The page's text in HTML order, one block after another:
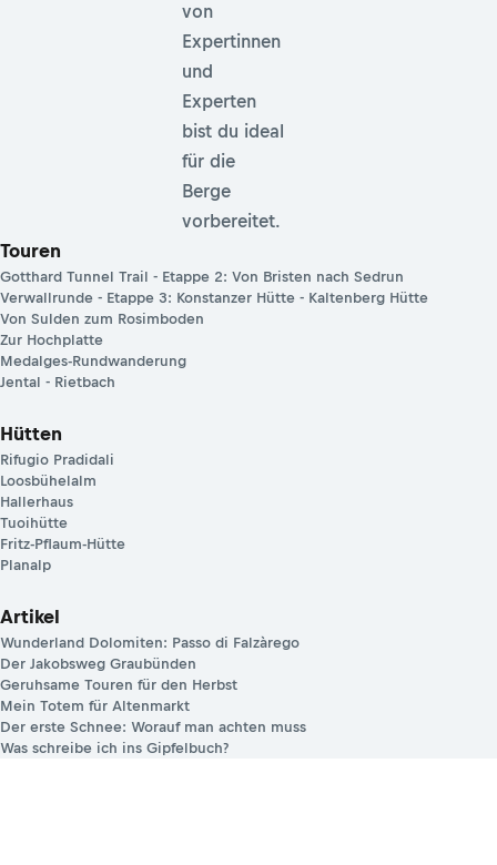
von
Expertinnen
und
Experten
bist du ideal
für die
Berge
vorbereitet.
Touren
Gotthard Tunnel Trail - Etappe 2: Von Bristen nach Sedrun
Verwallrunde - Etappe 3: Konstanzer Hütte - Kaltenberg Hütte
Von Sulden zum Rosimboden
Zur Hochplatte
Medalges-Rundwanderung
Jental - Rietbach
Hütten
Rifugio Pradidali
Loosbühelalm
Hallerhaus
Tuoihütte
Fritz-Pflaum-Hütte
Planalp
Artikel
Wunderland Dolomiten: Passo di Falzàrego
Der Jakobsweg Graubünden
Geruhsame Touren für den Herbst
Mein Totem für Altenmarkt
Der erste Schnee: Worauf man achten muss
Was schreibe ich ins Gipfelbuch?